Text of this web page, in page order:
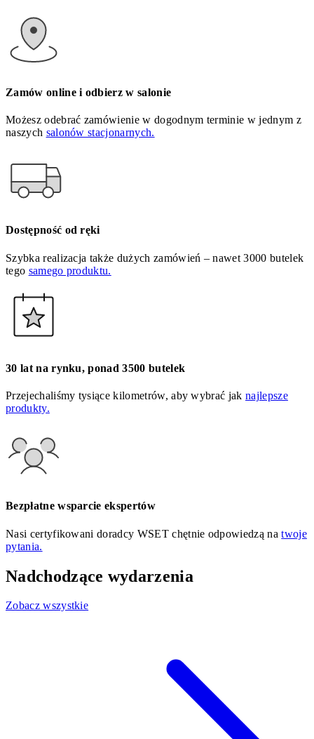
Zamów online i odbierz w salonie
Możesz odebrać zamówienie w dogodnym terminie w jednym z
naszych salonów stacjonarnych.
Dostępność od ręki
Szybka realizacja także dużych zamówień – nawet 3000 butelek
tego samego produktu.
30 lat na rynku, ponad 3500 butelek
Przejechaliśmy tysiące kilometrów, aby wybrać jaknajlepsze
produkty.
Bezpłatne wsparcie ekspertów
Nasi certyfikowani doradcy WSET chętnie odpowiedzą natwoje
pytania.
Nadchodzące wydarzenia
Zobacz wszystkie